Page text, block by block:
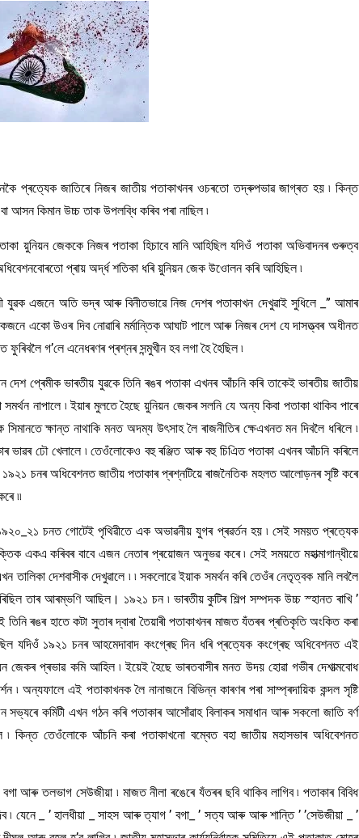
প্ৰত্যেক জাতিৰে নিজৰ জাতীয় পতাকাখনৰ ওচৰতো তদ্ৰুপভাৱ জাগ্ৰত হয় ৷ কিন্ত
আসন কিমান উচ্চ তাক উপলব্ধি কৰিব পৰা নাছিল ৷
য়ুনিয়ন জেককে নিজৰ পতাকা হিচাবে মানি আহিছিল যদিওঁ পতাকা অভিবাদনৰ গুৰুত্ব
প্ৰায় অৰ্দ্ধ শতিকা ধৰি য়ুনিয়ন জেক উওোলন কৰি আহিছিল ৷
এজনে অতি ভদ্ৰ আৰু বিনীতভাৱে নিজ দেশৰ পতাকাখন দেখুৱাই সুধিলে _” আমাৰ
একো উওৰ দিব নোৱাৰি মৰ্মান্তিক আঘাট পালে আৰু নিজৰ দেশ যে দাসত্ত্বৰ অধীনত
গ’লে এনেধৰণৰ প্ৰশ্নৰ সন্মুখীন হব লগা হৈ হৈছিল ৷
প্ৰেমীক ভাৰতীয় যুৱকে তিনি ৰঙৰ পতাকা এখনৰ আঁচনি কৰি তাকেই ভাৰতীয় জাতীয়
নাপালে ৷ ইয়াৰ মুলতে হৈছে য়ুনিয়ন জেকৰ সলনি যে অন্য কিবা পতাকা থাকিব পাৰে
ক্ষান্ত নাথাকি মনত অদম্য উৎসাহ লৈ ৰাজনীতিৰ ক্ষেএখনত মন দিবলৈ ধৰিলে ৷
ভাৱৰ ঢৌ খেলালে ৷ তেওঁলোকেও বহু ৰঞ্জিত আৰু বহু চিএিত পতাকা এখনৰ আঁচনি কৰিলে
১৯২১ চনৰ অধিবেশনত জাতীয় পতাকাৰ প্ৰশ্নটিয়ে ৰাজনৈতিক মহলত আলোড়নৰ সৃষ্টি কৰে
৷৷
চনত গোটেই পৃথিৱীতে এক অভাৱনীয় যুগৰ প্ৰৱৰ্তন হয় ৷ সেই সময়ত প্ৰত্যেক
একএ কৰিবৰ বাবে এজন নেতাৰ প্ৰয়োজন অনুভৱ কৰে ৷ সেই সময়তে মহাত্মাগান্ধীয়ে
দেশবাসীক দেখুৱালে ৷ ৷ সকলোৱে ইয়াক সমৰ্থন কৰি তেওঁৰ নেতৃত্বক মানি লবলৈ
তাৰ আৰম্ভণি আছিল। ১৯২১ চন ৷ ভাৰতীয় কুটিৰ শিল্প সম্পদক উচ্চ স্হানত ৰাখি ’
ৰঙৰ হাতে কটা সুতাৰ দ্বাৰা তৈয়াৰী পতাকাখনৰ মাজত যঁতৰৰ প্ৰতিকৃতি অংকিত কৰা
যদিওঁ ১৯২১ চনৰ আহমেদাবাদ কংগ্ৰেছ দিন ধৰি প্ৰত্যেক কংগ্ৰেছ অধিবেশনত এই
প্ৰভাৱ কমি আহিল ৷ ইয়েই হৈছে ভাৰতবাসীৰ মনত উদয় হোৱা গভীৰ দেশাত্মবোধ
৷ অন্যফালে এই পতাকাখনক লৈ নানাজনে বিভিন্ন কাৰণৰ পৰা সাম্প্ৰদায়িক কন্দল সৃষ্টি
সভ্যৰে কমিটী এখন গঠন কৰি পতাকাৰ আসোঁৱাহ বিলাকৰ সমাধান আৰু সকলো জাতি বৰ্ণ
৷ কিন্ত তেওঁলোকে আঁচনি কৰা পতাকাখনো বম্বেত বহা জাতীয় মহাসভাৰ অধিবেশনত
আৰু তলভাগ সেউজীয়া ৷ মাজত নীলা ৰঙেৰে যঁতৰৰ ছবি থাকিব লাগিব ৷ পতাকাৰ বিবিধ
৷ যেনে _ ’ হালধীয়া _ সাহস আৰু ত্যাগ ’ বগা_ ’ সত্য আৰু আৰু শান্তি ’ ’সেউজীয়া _ ’